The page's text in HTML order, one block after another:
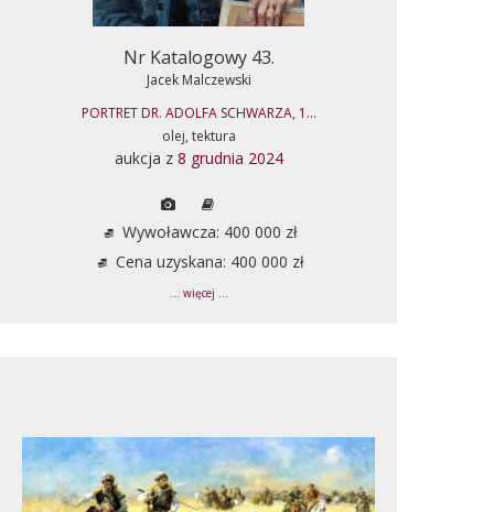
Nr Katalogowy 43.
Jacek Malczewski
PORTRET DR. ADOLFA SCHWARZA, 1...
olej, tektura
aukcja z 8 grudnia 2024
Wywoławcza: 400 000 zł
Cena uzyskana: 400 000 zł
... więcej ...